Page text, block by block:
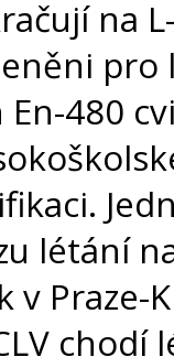
na
480
létání
v Praze-